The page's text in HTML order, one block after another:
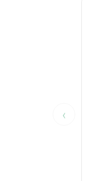
‹